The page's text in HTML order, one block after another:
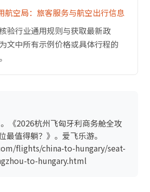
航空局：旅客服务与航空出行信息
验行业通用规则与获取最新政
文中所有示例价格或具体行程的
《2026杭州飞匈牙利商务舱全攻
最值得躺？》。爱飞乐游。
flights/china-to-hungary/seat-
to-hungary.html